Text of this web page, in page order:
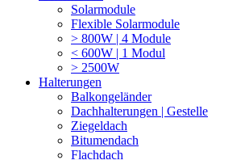
Solarmodule
Flexible Solarmodule
> 800W | 4 Module
< 600W | 1 Modul
> 2500W
Halterungen
Balkongeländer
Dachhalterungen | Gestelle
Ziegeldach
Bitumendach
Flachdach